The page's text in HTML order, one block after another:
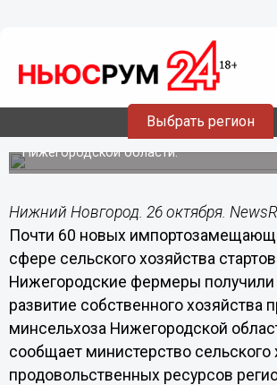
Выбрать регион
Почти 60 новых
проектов в сфере сельского
стартовали в регионе
Нижегородские фермеры получили
собственного хозяйства при поддержке
Нижегородской области.
Нижний Новгород. 26 октября.
Почти 60 новых
сфере сельского хозяйства
Нижегородские фермеры получили
развитие собственного хозяйства
минсельхоза Нижегородской
сообщает министерство сельского
продовольственных ресурсов